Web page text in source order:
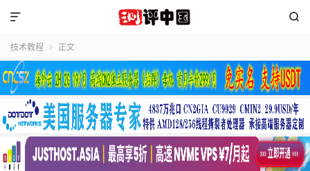


技术教程  正文